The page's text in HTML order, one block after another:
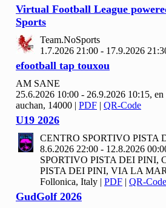
Virtual Football League
Sports
Team.NoSports
1.7.2026 21:00 - 17.9.2026
efootball tap touxou
AM SANE
25.6.2026 10:00 - 26.9.2026 10:15, en
auchan, 14000 | PDF | QR-Code
U19 2026
CENTRO SPORTIVO PISTA
8.6.2026 22:00 - 12.8.2026
SPORTIVO PISTA DEI PINI,
PISTA DEI PINI, VIA LA
Follonica, Italy | PDF | QR-Code
GudGolf 2026